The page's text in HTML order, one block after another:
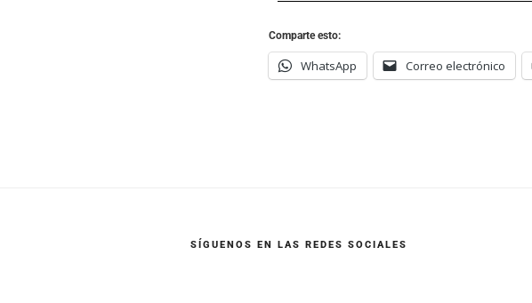
Comparte esto:
WhatsApp Correo electrónico
SÍGUENOS EN LAS REDES SOCIALES